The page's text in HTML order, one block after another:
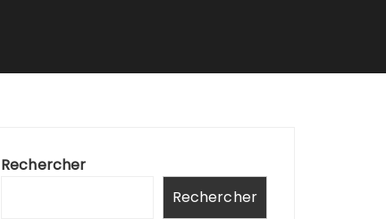
Rechercher
Rechercher